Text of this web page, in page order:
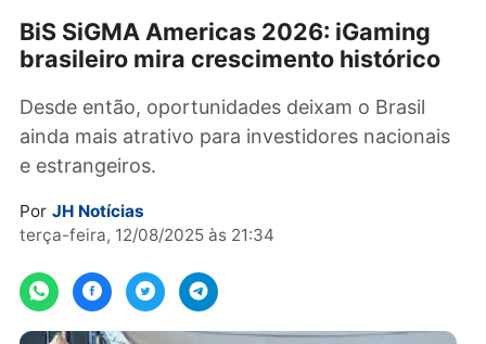
BiS SiGMA Americas 2026: iGaming
Desde então, oportunidades deixam o Brasil
ainda mais atrativo para investidores
e estrangeiros.
Por
terça-feira, 12/08/2025 às 21:34